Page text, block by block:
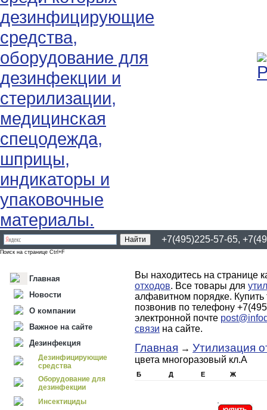
+7(495)225-57-65,
Поиск на странице Ctrl+F
Главная
Новости
О компании
Важное на сайте
Дезинфекция
Дезинфицирующие
средства
Оборудование для
дезинфекции
Инсектициды
Вы находитесь на странице
отходов. Все товары для
алфавитном порядке.
позвонив по телефону
электронной почте
связи на сайте.
Главная → Утилизация
цвета многоразовый кл.А
Б Д Е Ж